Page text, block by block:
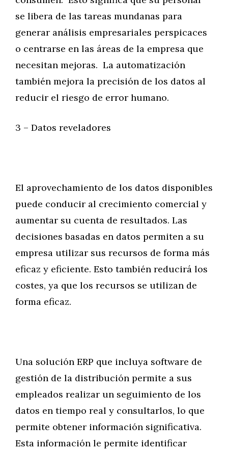
se libera de las tareas mundanas para
generar análisis empresariales perspicaces
o centrarse en las áreas de la empresa que
necesitan mejoras. La automatización
también mejora la precisión de los datos al
reducir el riesgo de error humano.
3 – Datos reveladores
El aprovechamiento de los datos disponibles
puede conducir al crecimiento comercial y
aumentar su cuenta de resultados. Las
decisiones basadas en datos permiten a su
empresa utilizar sus recursos de forma más
eficaz y eficiente. Esto también reducirá los
costes, ya que los recursos se utilizan de
forma eficaz.
Una solución ERP que incluya software de
gestión de la distribución permite a sus
empleados realizar un seguimiento de los
datos en tiempo real y consultarlos, lo que
permite obtener información significativa.
Esta información le permite identificar